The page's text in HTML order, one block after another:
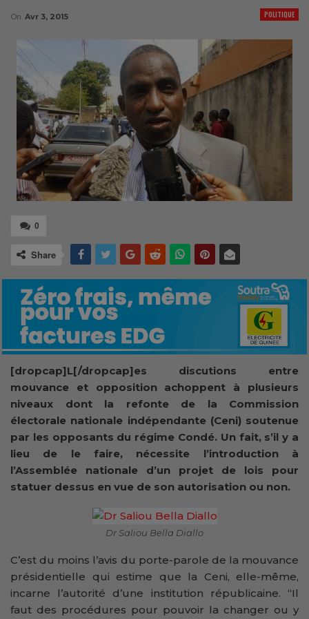
POLITIQUE
On Avr 3, 2015
0
Share
[dropcap]L[/dropcap]es discutions entre
mouvance et opposition achoppent à plusieurs
niveaux dont la refonte de la Commission
électorale nationale indépendante (Ceni) soutenue
par les opposants du régime Condé. Un fait, s’il y a
lieu de le faire, nécessite l’introduction à
l’Assemblée nationale d’un projet de lois pour
statuer dessus en vue de son autorisation ou non.
Dr Saliou Bella Diallo
C’est du moins l’avis du porte-parole de la mouvance
présidentielle qui estime que la Ceni, elle-même,
incarne l’autorité d’une institution républicaine. ‘‘Il
faut des procédures pour pouvoir la changer ou y